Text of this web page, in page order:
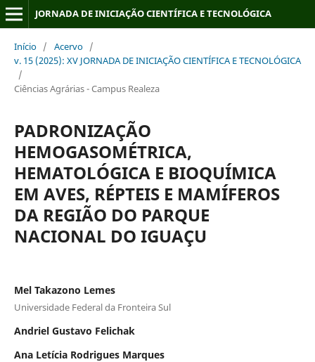
JORNADA DE INICIAÇÃO CIENTÍFICA E TECNOLÓGICA
Início / Acervo /
v. 15 (2025): XV JORNADA DE INICIAÇÃO CIENTÍFICA E TECNOLÓGICA
/
Ciências Agrárias - Campus Realeza
PADRONIZAÇÃO
HEMOGASOMÉTRICA,
HEMATOLÓGICA E BIOQUÍMICA
EM AVES, RÉPTEIS E MAMÍFEROS
DA REGIÃO DO PARQUE
NACIONAL DO IGUAÇU
Mel Takazono Lemes
Universidade Federal da Fronteira Sul
Andriel Gustavo Felichak
Ana Letícia Rodrigues Marques